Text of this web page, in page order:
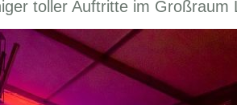
toller Auftritte im Großraum